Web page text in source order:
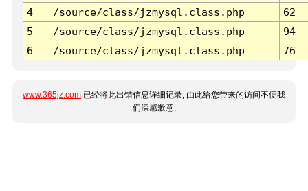
4
/source/class/jzmysql.class.php
62
5
/source/class/jzmysql.class.php
94
6
/source/class/jzmysql.class.php 76
www.365jz.com 已经将此出错信息详细记录, 由此给您带来的访问不便我
们深感歉意.